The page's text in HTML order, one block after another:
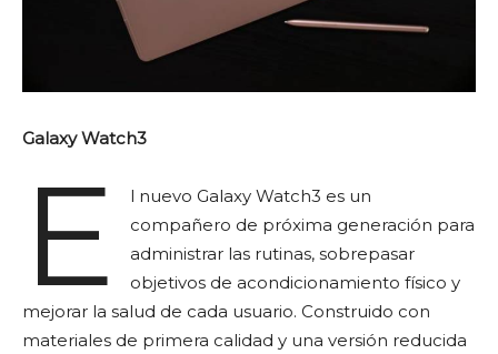
Galaxy Watch3
E
l nuevo Galaxy Watch3 es un
compañero de próxima generación para
administrar las rutinas, sobrepasar
objetivos de acondicionamiento físico y
mejorar la salud de cada usuario. Construido con
materiales de primera calidad y una versión reducida